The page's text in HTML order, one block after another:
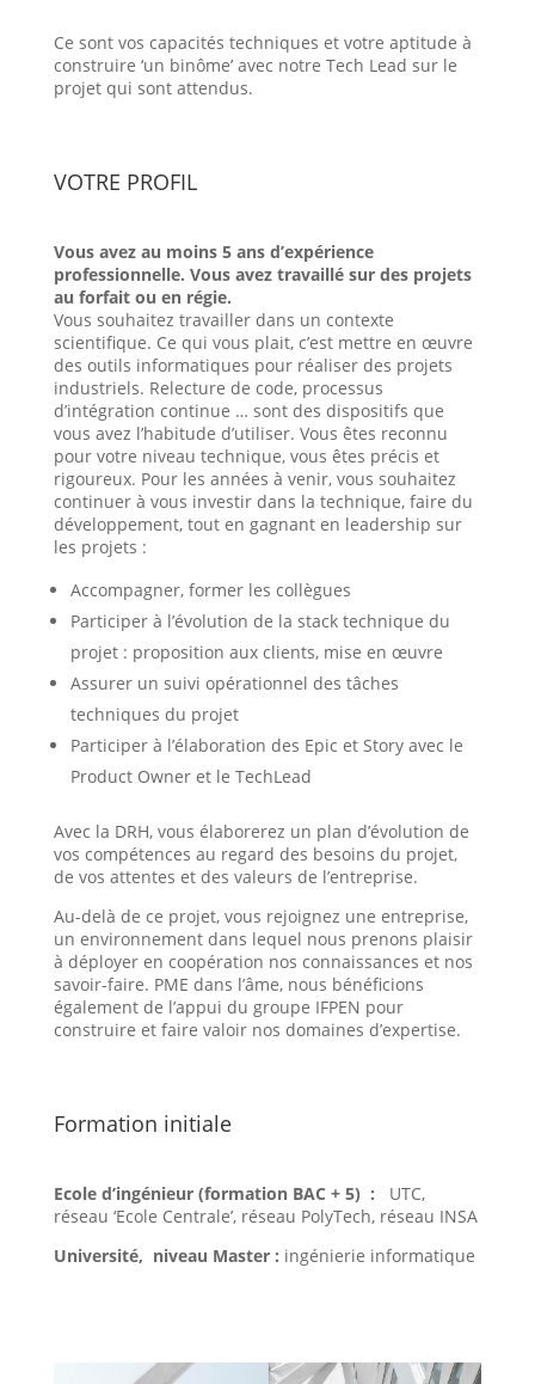
Ce sont vos capacités techniques et votre aptitude à
construire ‘un binôme’ avec notre Tech Lead sur le
projet qui sont attendus.
VOTRE PROFIL
Vous avez au moins 5 ans d’expérience
professionnelle. Vous avez travaillé sur des projets
au forfait ou en régie.
Vous souhaitez travailler dans un contexte
scientifique. Ce qui vous plait, c’est mettre en œuvre
des outils informatiques pour réaliser des projets
industriels. Relecture de code, processus
d’intégration continue … sont des dispositifs que
vous avez l’habitude d’utiliser. Vous êtes reconnu
pour votre niveau technique, vous êtes précis et
rigoureux. Pour les années à venir, vous souhaitez
continuer à vous investir dans la technique, faire du
développement, tout en gagnant en leadership sur
les projets :
Accompagner, former les collègues
Participer à l’évolution de la stack technique du
projet : proposition aux clients, mise en œuvre
Assurer un suivi opérationnel des tâches
techniques du projet
Participer à l’élaboration des Epic et Story avec le
Product Owner et le TechLead
Avec la DRH, vous élaborerez un plan d’évolution de
vos compétences au regard des besoins du projet,
de vos attentes et des valeurs de l’entreprise.
Au-delà de ce projet, vous rejoignez une entreprise,
un environnement dans lequel nous prenons plaisir
à déployer en coopération nos connaissances et nos
savoir-faire. PME dans l’âme, nous bénéficions
également de l’appui du groupe IFPEN pour
construire et faire valoir nos domaines d’expertise.
Formation initiale
Ecole d’ingénieur (formation BAC + 5) :
UTC,
réseau ‘Ecole Centrale’, réseau PolyTech, réseau INSA
Université, niveau Master : ingénierie informatique